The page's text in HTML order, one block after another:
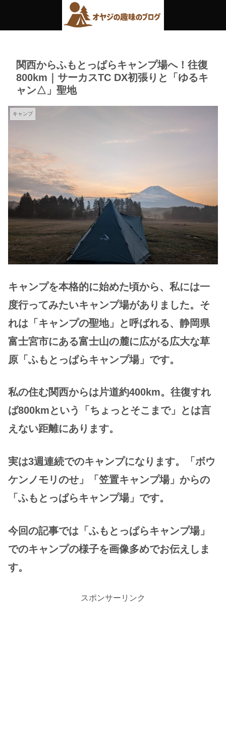
関西からふもとっぱらキャンプ場へ！往復
800km｜サーカスTC DX初張りと「ゆるキ
ャン△」聖地
キャンプ
キャンプを本格的に始めた頃から、私には一
度行ってみたいキャンプ場がありました。そ
れは「キャンプの聖地」と呼ばれる、静岡県
富士宮市にある富士山の麓に広がる広大な草
原「ふもとっぱらキャンプ場」です。
私の住む関西からは片道約400km。往復すれ
ば800kmという「ちょっとそこまで」とは言
えない距離にあります。
実は3週連続でのキャンプになります。「ボウ
ケンノモリのせ」「笠置キャンプ場」からの
「ふもとっぱらキャンプ場」です。
今回の記事では「ふもとっぱらキャンプ場」
でのキャンプの様子を画像多めでお伝えしま
す。
スポンサーリンク